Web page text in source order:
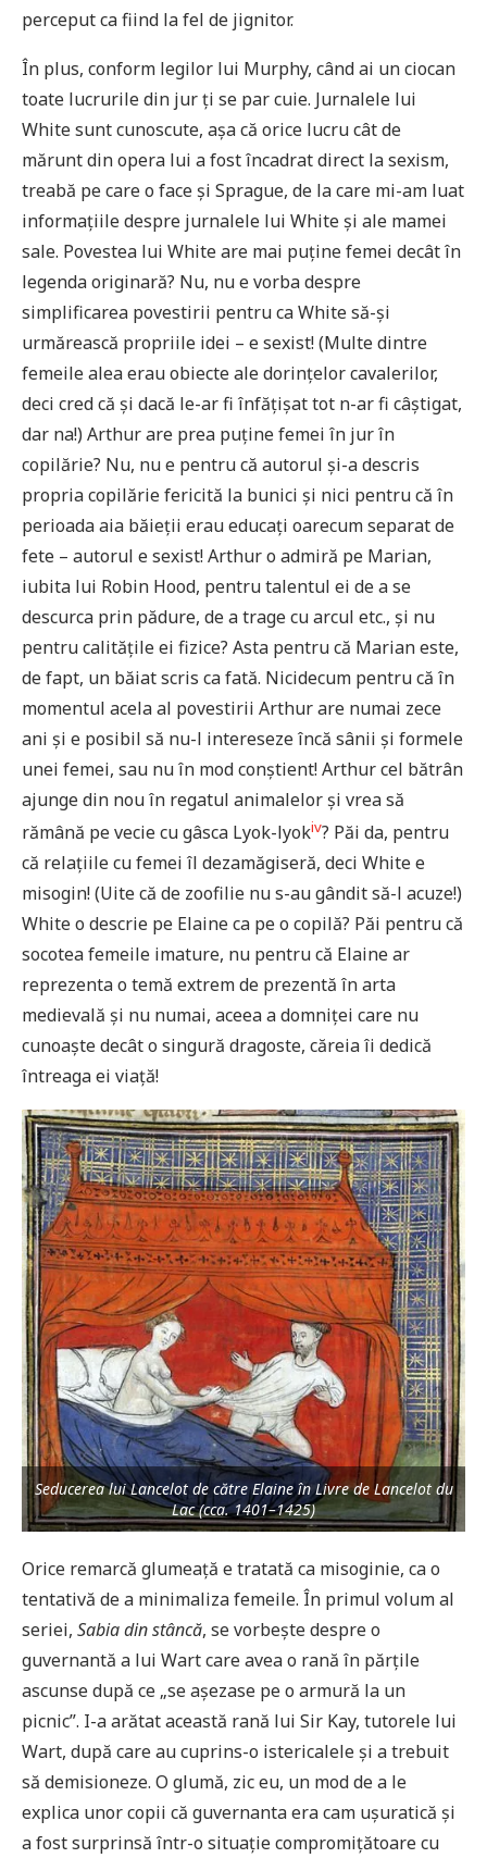
perceput ca fiind la fel de jignitor.
În plus, conform legilor lui Murphy, când ai un ciocan
toate lucrurile din jur ți se par cuie. Jurnalele lui
White sunt cunoscute, așa că orice lucru cât de
mărunt din opera lui a fost încadrat direct la sexism,
treabă pe care o face și Sprague, de la care mi-am luat
informațiile despre jurnalele lui White și ale mamei
sale. Povestea lui White are mai puține femei decât în
legenda originară? Nu, nu e vorba despre
simplificarea povestirii pentru ca White să-și
urmărească propriile idei – e sexist! (Multe dintre
femeile alea erau obiecte ale dorințelor cavalerilor,
deci cred că și dacă le-ar fi înfățișat tot n-ar fi câștigat,
dar na!) Arthur are prea puține femei în jur în
copilărie? Nu, nu e pentru că autorul și-a descris
propria copilărie fericită la bunici și nici pentru că în
perioada aia băieții erau educați oarecum separat de
fete – autorul e sexist! Arthur o admiră pe Marian,
iubita lui Robin Hood, pentru talentul ei de a se
descurca prin pădure, de a trage cu arcul etc., și nu
pentru calitățile ei fizice? Asta pentru că Marian este,
de fapt, un băiat scris ca fată. Nicidecum pentru că în
momentul acela al povestirii Arthur are numai zece
ani și e posibil să nu-l intereseze încă sânii și formele
unei femei, sau nu în mod conștient! Arthur cel bătrân
ajunge din nou în regatul animalelor și vrea să
rămână pe vecie cu gâsca Lyok-lyokiv? Păi da, pentru
că relațiile cu femei îl dezamăgiseră, deci White e
misogin! (Uite că de zoofilie nu s-au gândit să-l acuze!)
White o descrie pe Elaine ca pe o copilă? Păi pentru că
socotea femeile imature, nu pentru că Elaine ar
reprezenta o temă extrem de prezentă în arta
medievală și nu numai, aceea a domniței care nu
cunoaște decât o singură dragoste, căreia îi dedică
întreaga ei viață!
Seducerea lui Lancelot de către Elaine în Livre de Lancelot du
Lac (cca. 1401–1425)
Orice remarcă glumeață e tratată ca misoginie, ca o
tentativă de a minimaliza femeile. În primul volum al
seriei, Sabia din stâncă, se vorbește despre o
guvernantă a lui Wart care avea o rană în părțile
ascunse după ce „se așezase pe o armură la un
picnic”. I-a arătat această rană lui Sir Kay, tutorele lui
Wart, după care au cuprins-o istericalele și a trebuit
să demisioneze. O glumă, zic eu, un mod de a le
explica unor copii că guvernanta era cam ușuratică și
a fost surprinsă într-o situație compromițătoare cu